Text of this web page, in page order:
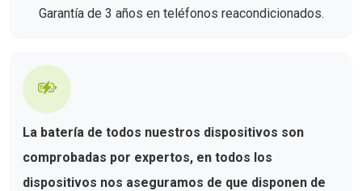
Garantía de 3 años en teléfonos reacondicionados.
La batería de todos nuestros dispositivos son
comprobadas por expertos, en todos los
dispositivos nos aseguramos de que disponen de